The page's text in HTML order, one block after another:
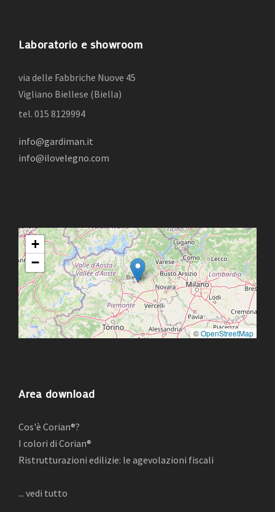
Laboratorio e showroom
via delle Fabbriche Nuove 45
Vigliano Biellese (Biella)
tel. 015 8129994
info@gardiman.it
info@ilovelegno.com
+
−
©OpenStreetMap
Area download
Cos'è Corian®?
I colori di Corian®
Ristrutturazioni edilizie: le agevolazioni fiscali
... vedi tutto